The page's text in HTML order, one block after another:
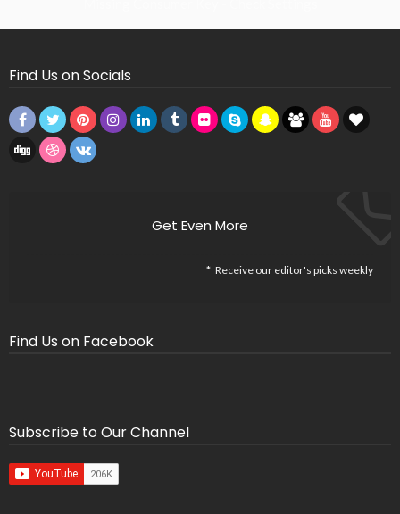
Find Us on Socials
Get Even More
Receive our editor's picks weekly
Find Us on Facebook
Subscribe to Our Channel